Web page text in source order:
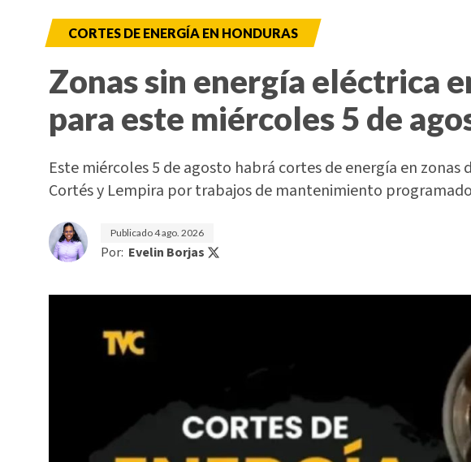
CORTES DE ENERGÍA EN HONDURAS
Zonas sin energía eléctrica
para este miércoles 5 de
Este miércoles 5 de agosto habrá cortes de energía en zonas
Cortés y Lempira por trabajos de mantenimiento
Publicado4 ago. 2026
Por: Evelin Borjas